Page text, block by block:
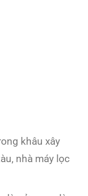
khâu xây
nhà máy lọc